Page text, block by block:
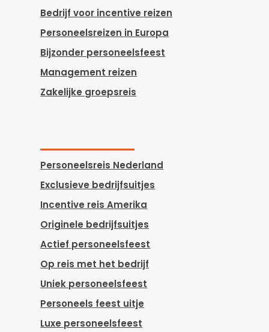
Bedrijf voor incentive reizen
Personeelsreizen in Europa
Bijzonder personeelsfeest
Management reizen
Zakelijke groepsreis
Personeelsreis Nederland
Exclusieve bedrijfsuitjes
Incentive reis Amerika
Originele bedrijfsuitjes
Actief personeelsfeest
Op reis met het bedrijf
Uniek personeelsfeest
Personeels feest uitje
Luxe personeelsfeest